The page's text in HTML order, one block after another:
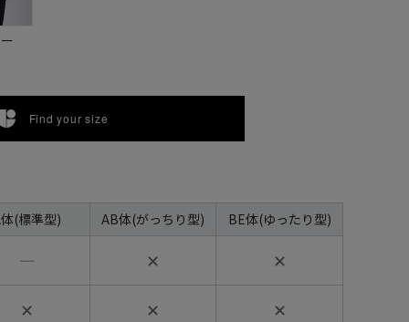
Find your size
(標準型) AB体(がっちり型) BE体(ゆったり型)
― ✕ ✕
✕ ✕ ✕